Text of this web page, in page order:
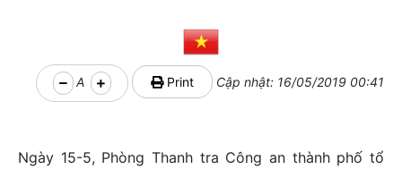
A Print Cập nhật: 16/05/2019 00:41
Ngày 15-5, Phòng Thanh tra Công an thành phố tổ